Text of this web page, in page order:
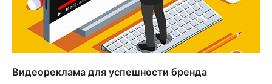
Видеореклама для успешности бренда